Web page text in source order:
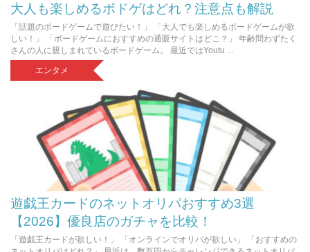
大人も楽しめるボドゲはどれ？注意点も解説
「話題のボードゲームで遊びたい！」 「大人でも楽しめるボードゲームが欲
しい！」 「ボードゲームにおすすめの通販サイトはどこ？」 年齢問わずたく
さんの人に親しまれているボードゲーム。 最近ではYoutu ...
エンタメ
遊戯王カードのネットオリパおすすめ3選
【2026】優良店のガチャを比較！
「遊戯王カードが欲しい！」 「オンラインでオリパが欲しい」 「おすすめの